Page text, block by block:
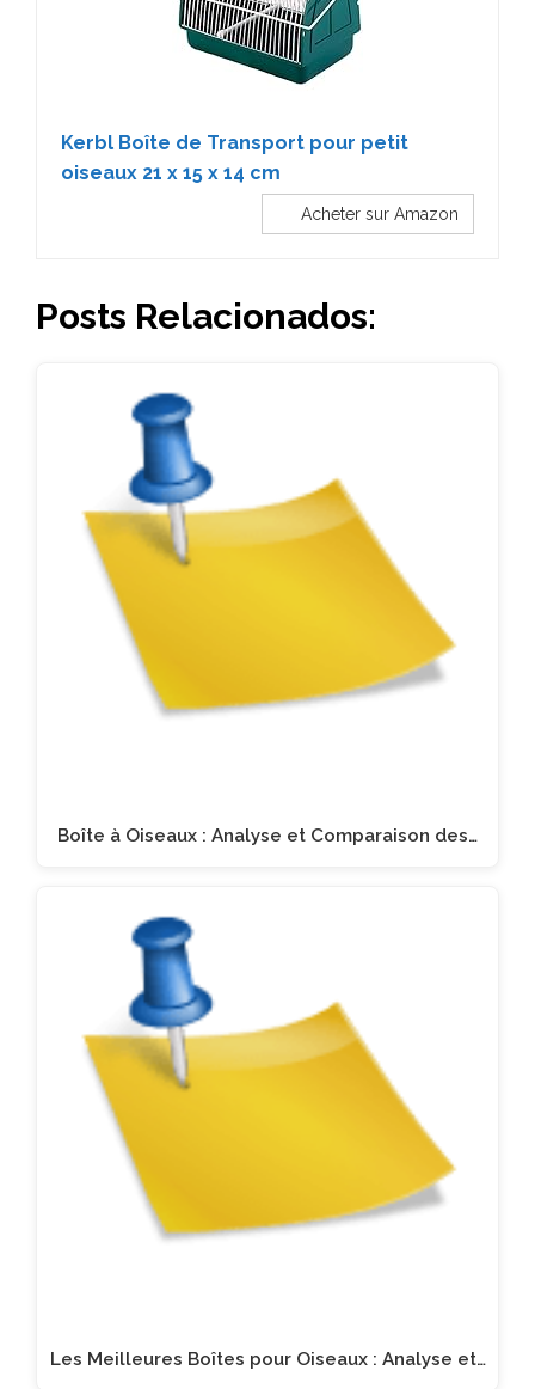
Kerbl Boîte de Transport pour petit
oiseaux 21 x 15 x 14 cm
Acheter sur Amazon
Posts Relacionados:
Boîte à Oiseaux : Analyse et Comparaison des…
Les Meilleures Boîtes pour Oiseaux : Analyse et…